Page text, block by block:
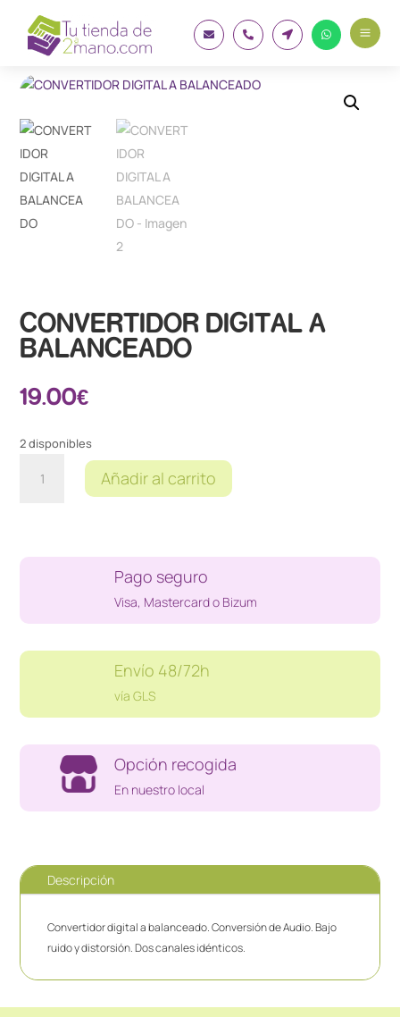
    a
CONVERTIDOR DIGITAL A
BALANCEADO
19.00€
2 disponibles
CONVERTIDOR
DIGITAL
Añadir al carrito
Pago seguro
Visa, Mastercard o Bizum
Envío 48/72h
vía GLS
Opción recogida
En nuestro local
Descripción
Convertidor digital a balanceado. Conversión de Audio. Bajo
ruido y distorsión. Dos canales idénticos.